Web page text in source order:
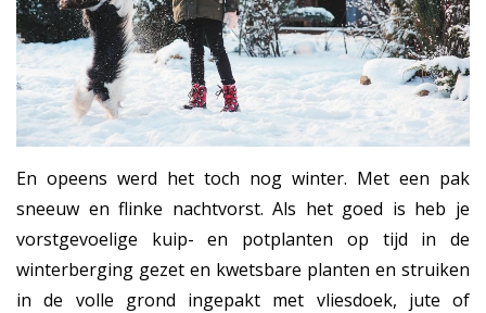
En opeens werd het toch nog winter. Met een pak
sneeuw en flinke nachtvorst. Als het goed is heb je
vorstgevoelige kuip- en potplanten op tijd in de
winterberging gezet en kwetsbare planten en struiken
in de volle grond ingepakt met vliesdoek, jute of